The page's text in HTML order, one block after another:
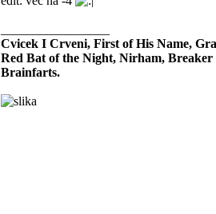
Cvicek I Crveni, First of His Name,
Red Bat of the Night, Nirham,
Brainfarts.